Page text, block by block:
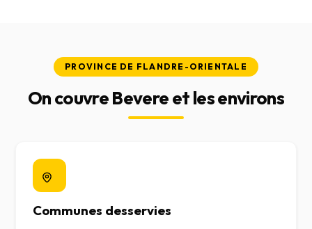
PROVINCE DE FLANDRE-ORIENTALE
On couvre Bevere et les environs
Communes desservies